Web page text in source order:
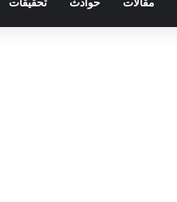
مقالات حوادث تحقيقات